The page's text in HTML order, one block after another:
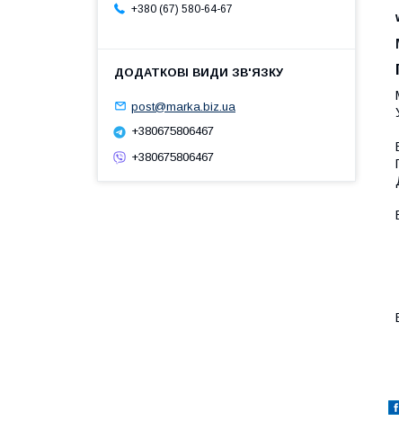
+380 (67) 580-64-67
post@marka.biz.ua
+380675806467
+380675806467